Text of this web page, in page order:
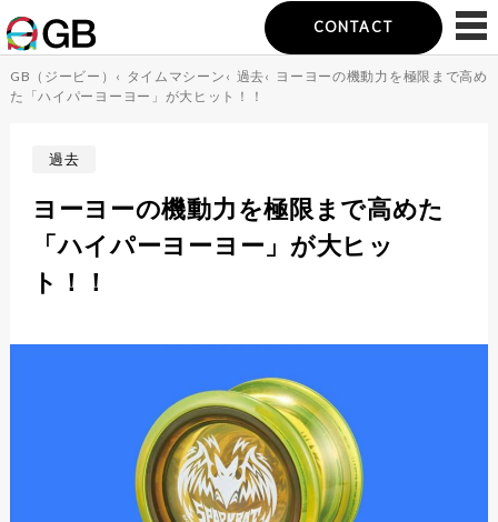
CONTACT
GB（ジービー） ‹ タイムマシーン ‹ 過去‹ ヨーヨーの機動力を極限まで高め
た「ハイパーヨーヨー」が大ヒット！！
過去
ヨーヨーの機動力を極限まで高めた
「ハイパーヨーヨー」が大ヒッ
ト！！